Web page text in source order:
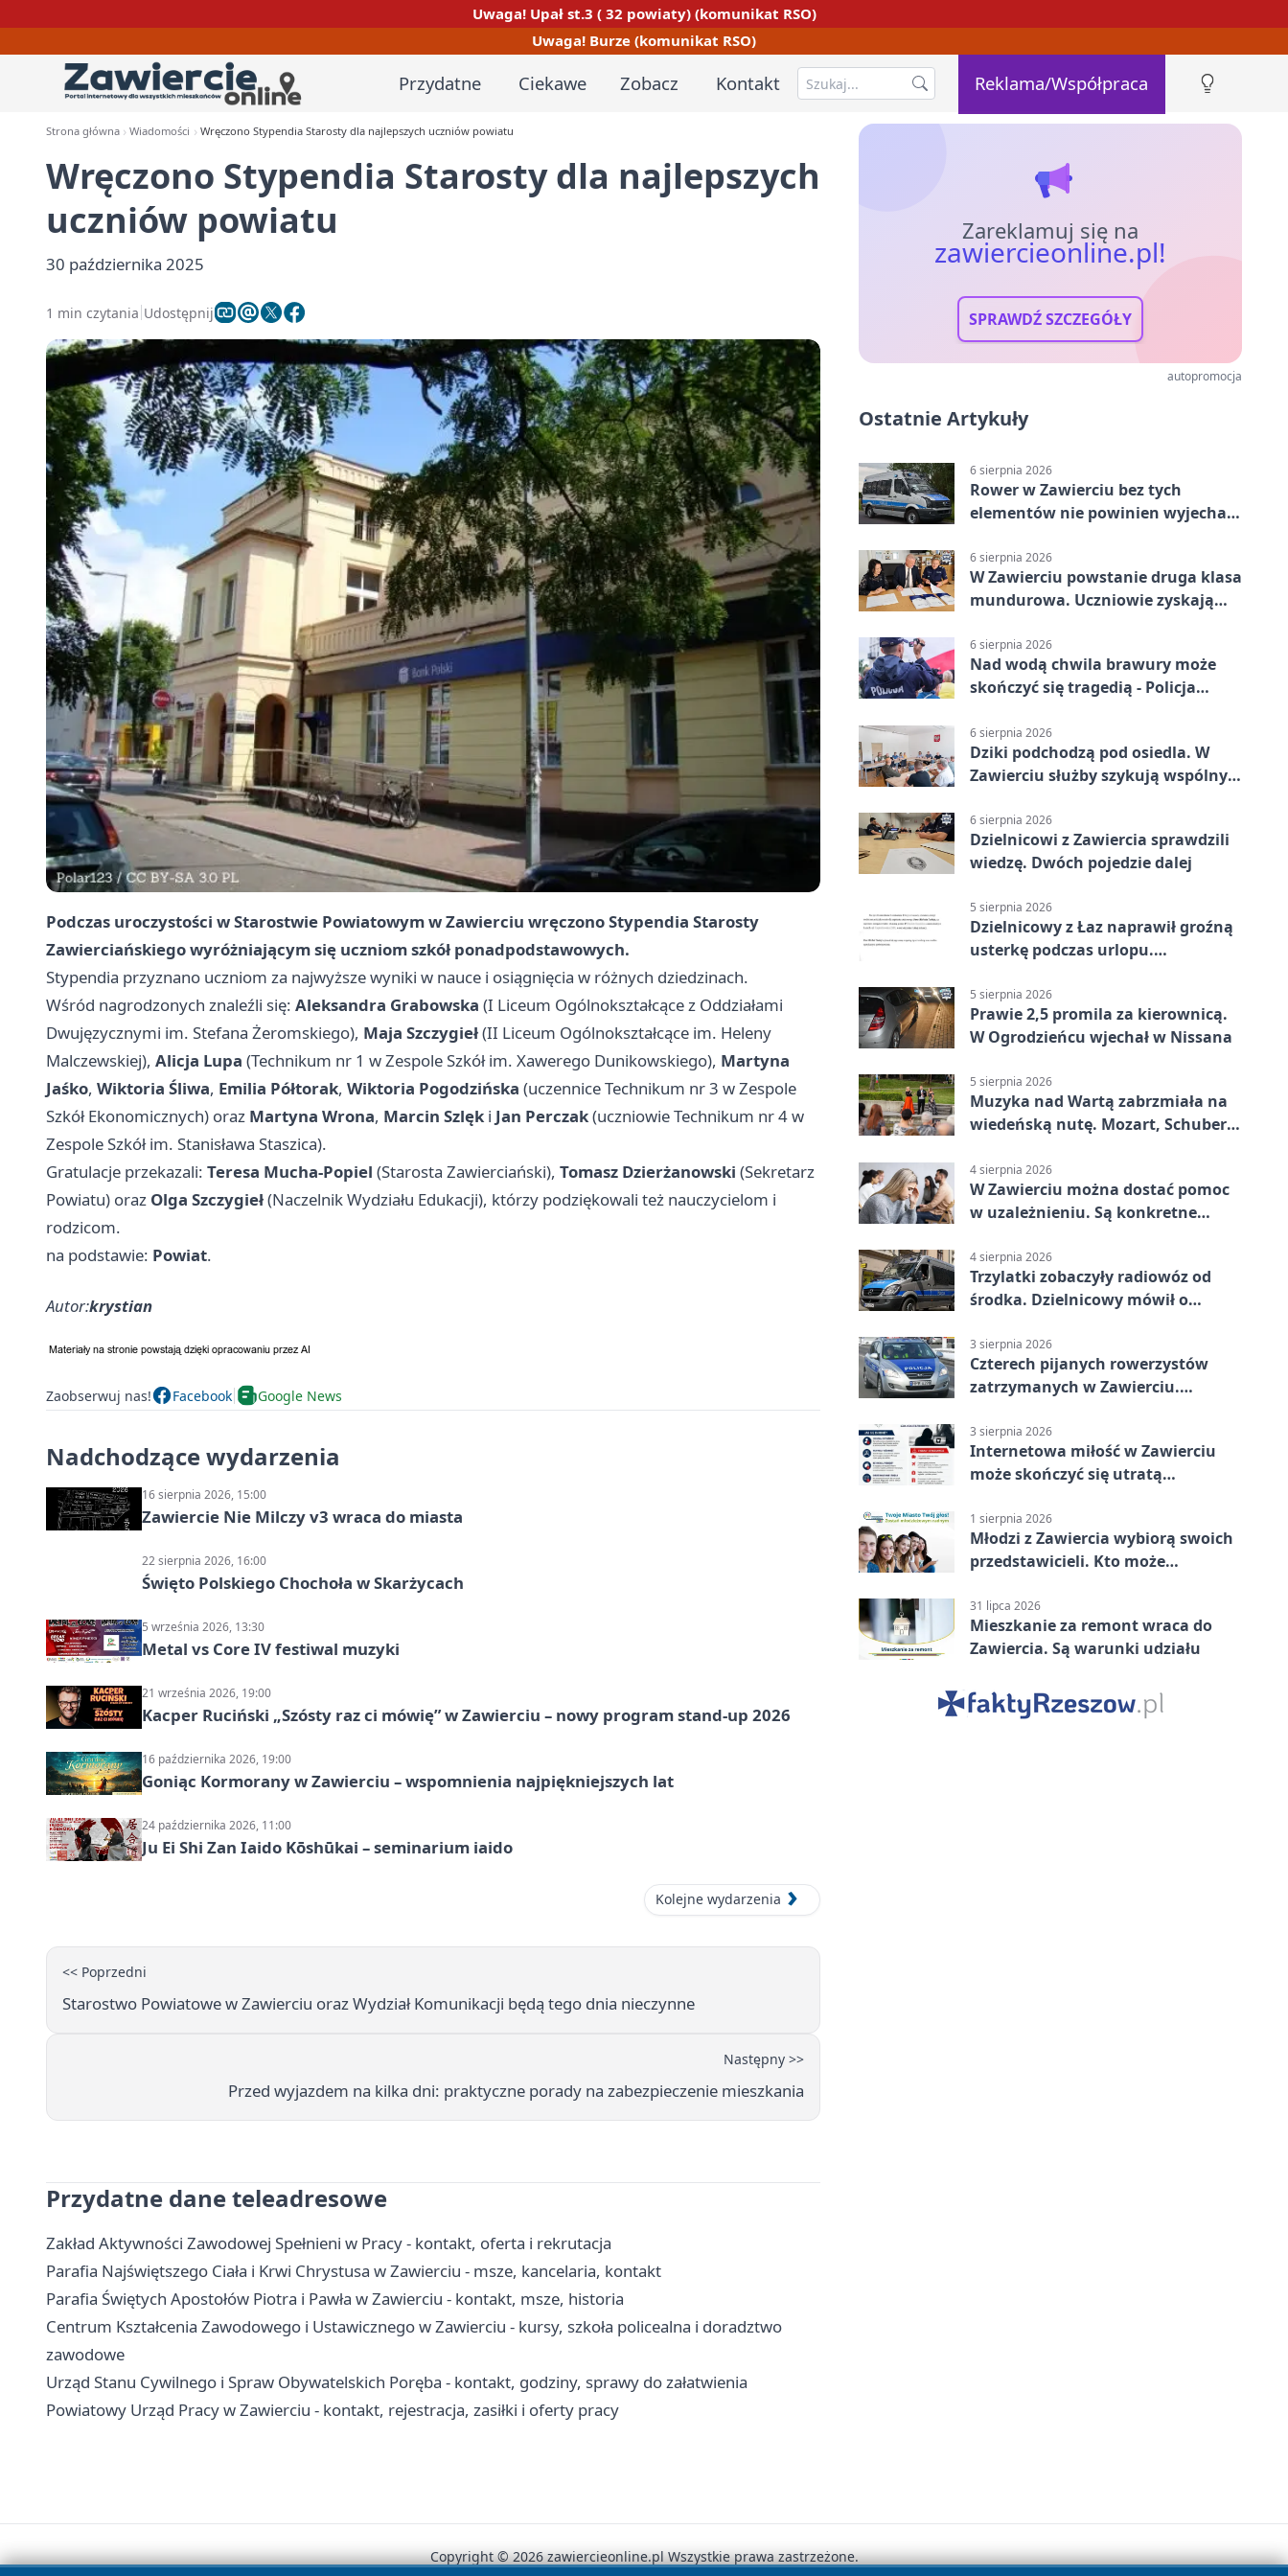
Uwaga! Upał st.3 ( 32 powiaty) (komunikat RSO)
Uwaga! Burze (komunikat RSO)
Przydatne Ciekawe Zobacz Kontakt Reklama/Współpraca
Strona główna Wiadomości Wręczono Stypendia Starosty dla najlepszych uczniów powiatu
Wręczono Stypendia Starosty dla najlepszych
uczniów powiatu
30 października 2025
1 min czytania Udostępnij
Podczas uroczystości w Starostwie Powiatowym w Zawierciu wręczono Stypendia Starosty
Zawierciańskiego wyróżniającym się uczniom szkół ponadpodstawowych.
Stypendia przyznano uczniom za najwyższe wyniki w nauce i osiągnięcia w różnych dziedzinach.
Wśród nagrodzonych znaleźli się: Aleksandra Grabowska (I Liceum Ogólnokształcące z Oddziałami
Dwujęzycznymi im. Stefana Żeromskiego), Maja Szczygieł(II Liceum Ogólnokształcące im. Heleny
Malczewskiej), Alicja Lupa (Technikum nr 1 w Zespole Szkół im. Xawerego Dunikowskiego), Martyna
Jaśko, Wiktoria Śliwa, Emilia Półtorak, Wiktoria Pogodzińska (uczennice Technikum nr 3 w Zespole
Szkół Ekonomicznych) oraz Martyna Wrona, Marcin Szlęk i Jan Perczak(uczniowie Technikum nr 4 w
Zespole Szkół im. Stanisława Staszica).
Gratulacje przekazali: Teresa Mucha‑Popiel (Starosta Zawierciański), Tomasz Dzierżanowski (Sekretarz
Powiatu) oraz Olga Szczygieł(Naczelnik Wydziału Edukacji), którzy podziękowali też nauczycielom i
rodzicom.
na podstawie: Powiat.
Autor:krystian
Zaobserwuj nas! Facebook Google News
Nadchodzące wydarzenia
16 sierpnia 2026, 15:00
Zawiercie Nie Milczy v3 wraca do miasta
22 sierpnia 2026, 16:00
Święto Polskiego Chochoła w Skarżycach
5 września 2026, 13:30
Metal vs Core IV festiwal muzyki
21 września 2026, 19:00
Kacper Ruciński „Szósty raz ci mówię” w Zawierciu – nowy program stand-up 2026
16 października 2026, 19:00
Goniąc Kormorany w Zawierciu – wspomnienia najpiękniejszych lat
24 października 2026, 11:00
Ju Ei Shi Zan Iaido Kōshūkai – seminarium iaido
Kolejne wydarzenia
<< Poprzedni
Starostwo Powiatowe w Zawierciu oraz Wydział Komunikacji będą tego dnia nieczynne
Następny >>
Przed wyjazdem na kilka dni: praktyczne porady na zabezpieczenie mieszkania
Przydatne dane teleadresowe
Zakład Aktywności Zawodowej Spełnieni w Pracy - kontakt, oferta i rekrutacja
Parafia Najświętszego Ciała i Krwi Chrystusa w Zawierciu - msze, kancelaria, kontakt
Parafia Świętych Apostołów Piotra i Pawła w Zawierciu - kontakt, msze, historia
Centrum Kształcenia Zawodowego i Ustawicznego w Zawierciu - kursy, szkoła policealna i doradztwo
zawodowe
Urząd Stanu Cywilnego i Spraw Obywatelskich Poręba - kontakt, godziny, sprawy do załatwienia
Powiatowy Urząd Pracy w Zawierciu - kontakt, rejestracja, zasiłki i oferty pracy
Zareklamuj się na
zawiercieonline.pl!
SPRAWDŹ SZCZEGÓŁY
autopromocja
Ostatnie Artykuły
6 sierpnia 2026
Rower w Zawierciu bez tych
elementów nie powinien wyjechać
6 sierpnia 2026
W Zawierciu powstanie druga klasa
mundurowa. Uczniowie zyskają
6 sierpnia 2026
Nad wodą chwila brawury może
skończyć się tragedią - Policja
6 sierpnia 2026
Dziki podchodzą pod osiedla. W
Zawierciu służby szykują wspólny
6 sierpnia 2026
Dzielnicowi z Zawiercia sprawdzili
wiedzę. Dwóch pojedzie dalej
5 sierpnia 2026
Dzielnicowy z Łaz naprawił groźną
usterkę podczas urlopu.
5 sierpnia 2026
Prawie 2,5 promila za kierownicą.
W Ogrodzieńcu wjechał w Nissana
5 sierpnia 2026
Muzyka nad Wartą zabrzmiała na
wiedeńską nutę. Mozart, Schubert i
4 sierpnia 2026
W Zawierciu można dostać pomoc
w uzależnieniu. Są konkretne
4 sierpnia 2026
Trzylatki zobaczyły radiowóz od
środka. Dzielnicowy mówił o
3 sierpnia 2026
Czterech pijanych rowerzystów
zatrzymanych w Zawierciu.
promila
3 sierpnia 2026
Internetowa miłość w Zawierciu
może skończyć się utratą
1 sierpnia 2026
Młodzi z Zawiercia wybiorą swoich
przedstawicieli. Kto może
31 lipca 2026
Mieszkanie za remont wraca do
Zawiercia. Są warunki udziału
Copyright © 2026 zawiercieonline.pl Wszystkie prawa zastrzeżone.